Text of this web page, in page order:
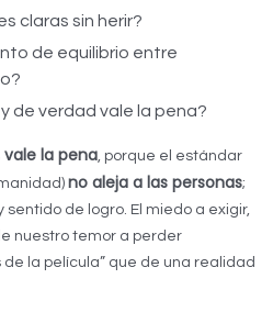
claras sin herir?
de equilibrio entre
de verdad vale la pena?
vale la pena, porque el estándar
no aleja a las personas;
sentido de logro. El miedo a exigir,
nuestro temor a perder
la película” que de una realidad